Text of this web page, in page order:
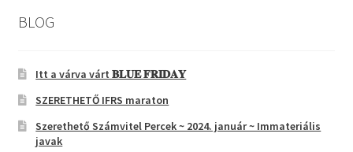
BLOG
Itt a várva várt 𝐁𝐋𝐔𝐄 𝐅𝐑𝐈𝐃𝐀𝐘
SZERETHETŐ IFRS maraton
Szerethető Számvitel Percek ~ 2024. január ~ Immateriális
javak